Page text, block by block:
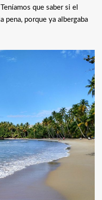
Teníamos que saber si el
pena, porque ya albergaba